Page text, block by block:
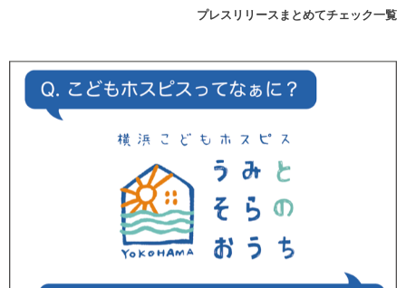
プレスリリースまとめてチェック一覧